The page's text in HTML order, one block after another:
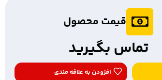
قیمت محصول
تماس بگیرید
افزودن به علاقه مندی